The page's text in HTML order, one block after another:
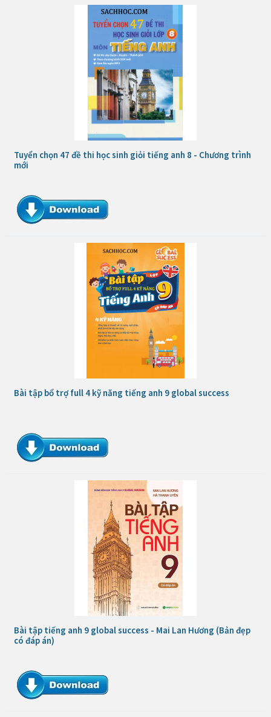
Tuyển chọn 47 đề thi học sinh giỏi tiếng anh 8 - Chương trình
mới
Bài tập bổ trợ full 4 kỹ năng tiếng anh 9 global success
Bài tập tiếng anh 9 global success - Mai Lan Hương (Bản đẹp
có đáp án)